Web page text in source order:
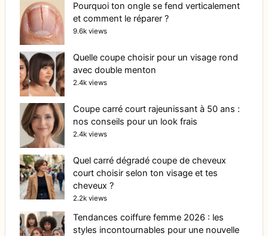
Pourquoi ton ongle se fend verticalement
et comment le réparer ?
9.6k views
Quelle coupe choisir pour un visage rond
avec double menton
2.4k views
Coupe carré court rajeunissant à 50 ans :
nos conseils pour un look frais
2.4k views
Quel carré dégradé coupe de cheveux
court choisir selon ton visage et tes
cheveux ?
2.2k views
Tendances coiffure femme 2026 : les
styles incontournables pour une nouvelle